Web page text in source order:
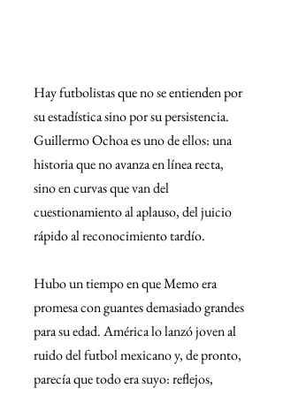
Hay futbolistas que no se entienden por
su estadística sino por su persistencia.
Guillermo Ochoa es uno de ellos: una
historia que no avanza en línea recta,
sino en curvas que van del
cuestionamiento al aplauso, del juicio
rápido al reconocimiento tardío.
Hubo un tiempo en que Memo era
promesa con guantes demasiado grandes
para su edad. América lo lanzó joven al
ruido del futbol mexicano y, de pronto,
parecía que todo era suyo: reflejos,